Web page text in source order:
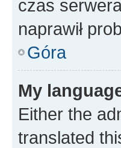
czas
naprawił
Góra
My
Either the
translated